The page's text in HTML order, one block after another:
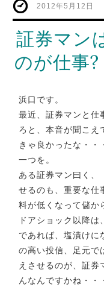
2012年5月12日
証券マン
のが仕事?
浜口です。
最近、証券マンと仕
ろと、本音が聞こえ
きゃ良かったな・・
一つを。
ある証券マン曰く、
せるのも、重要な仕
料が低くなって儲か
ドアショック以降は
であれば、塩漬けに
の高い投信、足元で
えさせるのが、証券
んなんですかね・・